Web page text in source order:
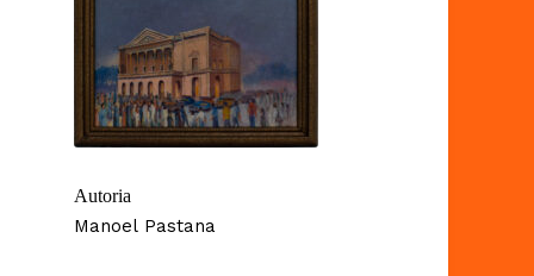
Autoria
Manoel Pastana